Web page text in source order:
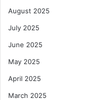
August 2025
July 2025
June 2025
May 2025
April 2025
March 2025